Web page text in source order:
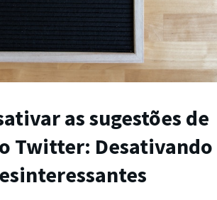
as sugestões de
Twitter: Desativando